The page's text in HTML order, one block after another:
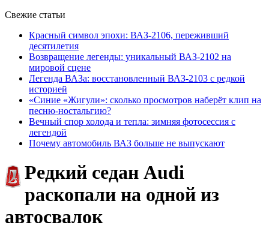
Свежие статьи
Красный символ эпохи: ВАЗ-2106, переживший
десятилетия
Возвращение легенды: уникальный ВАЗ-2102 на
мировой сцене
Легенда ВАЗа: восстановленный ВАЗ-2103 с редкой
историей
«Синие «Жигули»: сколько просмотров наберёт клип на
песню-ностальгию?
Вечный спор холода и тепла: зимняя фотосессия с
легендой
Почему автомобиль ВАЗ больше не выпускают
Редкий седан Audi
раскопали на одной из
автосвалок